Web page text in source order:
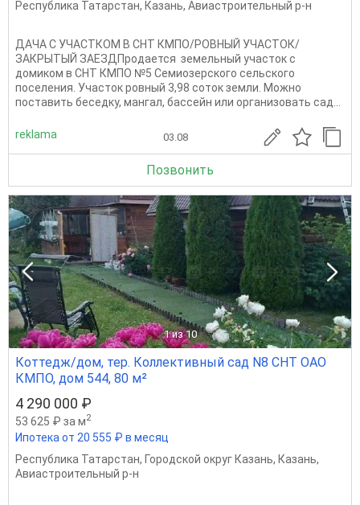
Республика Татарстан, Казань, Авиастроительный р-н
ДАЧА С УЧАСТКОМ В СНТ КМПО/РОВНЫЙ УЧАСТОК/
ЗАКРЫТЫЙ ЗАЕЗДПродается земельный участок с
домиком в СНТ КМПО №5 Семиозерского сельского
поселения. Участок ровный 3,98 соток земли. Можно
поставить беседку, мангал, бассейн или организовать сад...
reklama 03.08
Позвонить
1 из 10
Коттедж/дом, тер. Коллективный сад N8 СНТ ОАО
КМПО, дом 544, 80 м²
4 290 000 ₽
53 625 ₽ за м2
Ипотека от 20 555 ₽ в месяц
Республика Татарстан, Городской округ Казань, Казань,
Авиастроительный р-н